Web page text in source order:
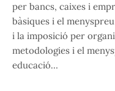
per bancs, caixes i
bàsiques i el
i la imposició per
metodologies i el
educació…